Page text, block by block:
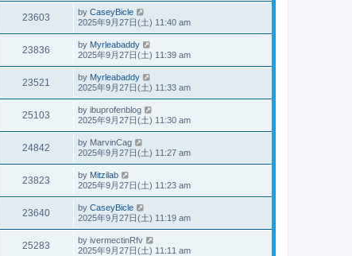
23603 by CaseyBicle
2025年9月27日(土) 11:40 am
23836 by Myrleabaddy
2025年9月27日(土) 11:39 am
23521 by Myrleabaddy
2025年9月27日(土) 11:33 am
25103 by ibuprofenblog
2025年9月27日(土) 11:30 am
24842 by MarvinCag
2025年9月27日(土) 11:27 am
23823 by Mitzilab
2025年9月27日(土) 11:23 am
23640 by CaseyBicle
2025年9月27日(土) 11:19 am
25283 by ivermectinRfv
2025年9月27日(土) 11:11 am